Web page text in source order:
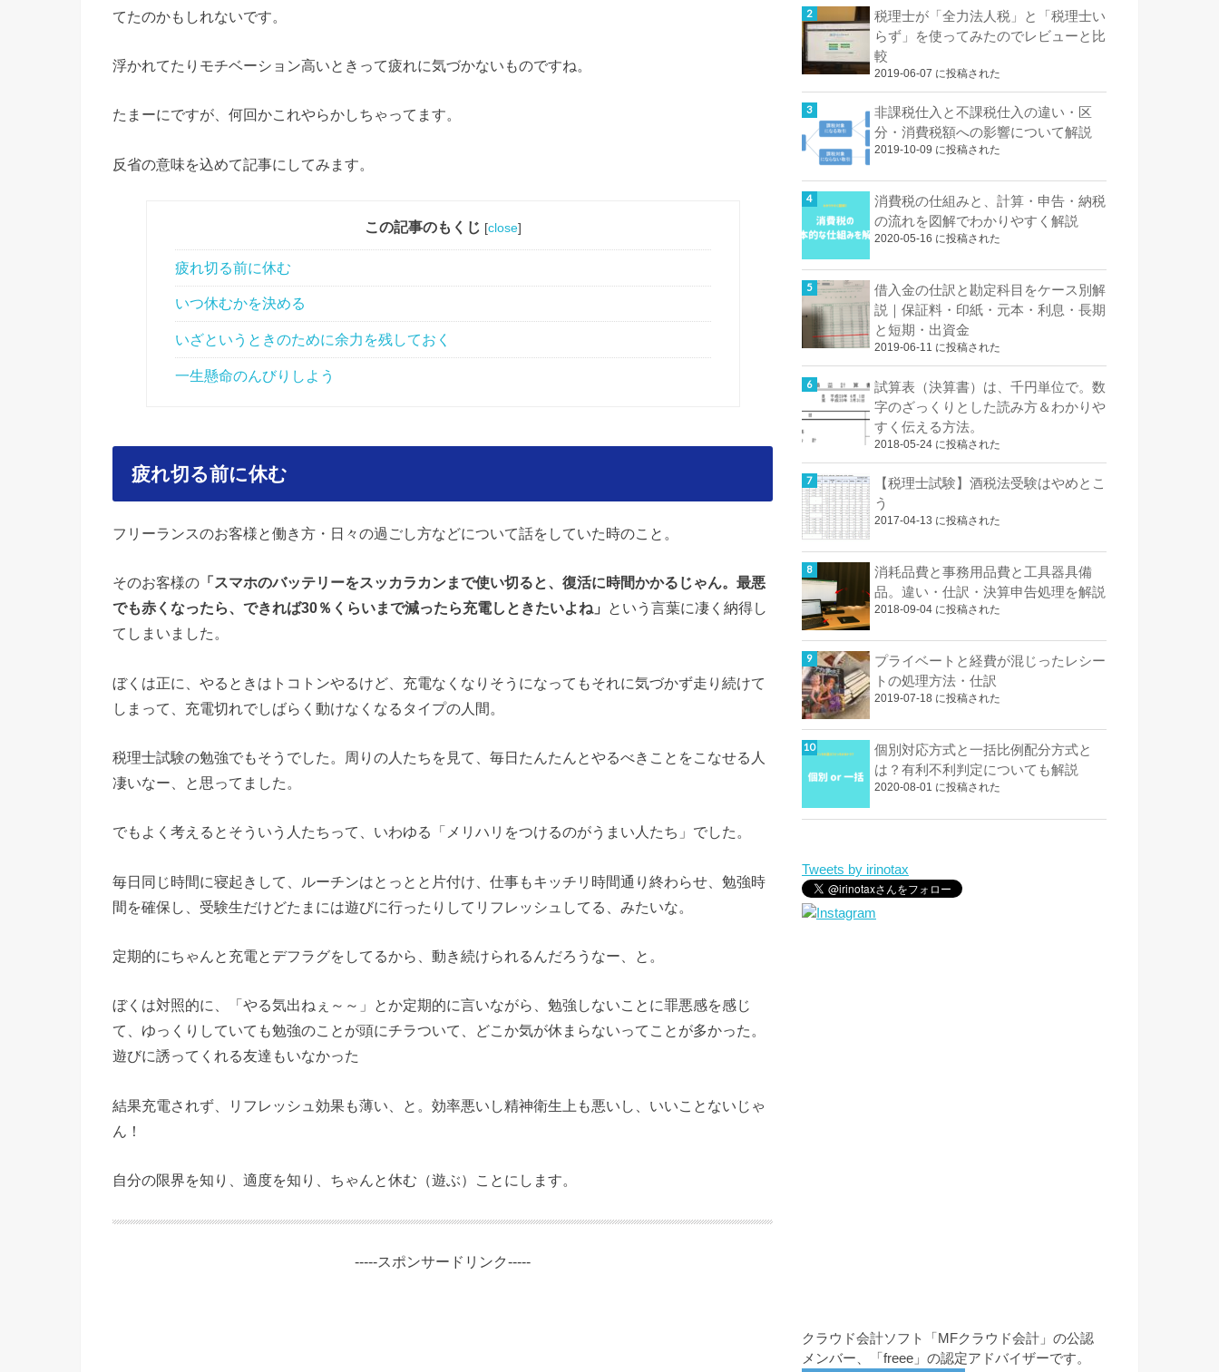
てたのかもしれないです。
浮かれてたりモチベーション高いときって疲れに気づかないものですね。
たまーにですが、何回かこれやらかしちゃってます。
反省の意味を込めて記事にしてみます。
この記事のもくじ [close]
疲れ切る前に休む
いつ休むかを決める
いざというときのために余力を残しておく
一生懸命のんびりしよう
疲れ切る前に休む
フリーランスのお客様と働き方・日々の過ごし方などについて話をしていた時のこと。
そのお客様の 「スマホのバッテリーをスッカラカンまで使い切ると、復活に時間かかるじゃん。最悪
でも赤くなったら、できれば30％くらいまで減ったら充電しときたいよね」
という言葉に凄く納得し
てしまいました。
ぼくは正に、やるときはトコトンやるけど、充電なくなりそうになってもそれに気づかず走り続けて
しまって、充電切れでしばらく動けなくなるタイプの人間。
税理士試験の勉強でもそうでした。周りの人たちを見て、毎日たんたんとやるべきことをこなせる人
凄いなー、と思ってました。
でもよく考えるとそういう人たちって、いわゆる「メリハリをつけるのがうまい人たち」でした。
毎日同じ時間に寝起きして、ルーチンはとっとと片付け、仕事もキッチリ時間通り終わらせ、勉強時
間を確保し、受験生だけどたまには遊びに行ったりしてリフレッシュしてる、みたいな。
定期的にちゃんと充電とデフラグをしてるから、動き続けられるんだろうなー、と。
ぼくは対照的に、「やる気出ねぇ～～」とか定期的に言いながら、勉強しないことに罪悪感を感じ
て、ゆっくりしていても勉強のことが頭にチラついて、どこか気が休まらないってことが多かった。
遊びに誘ってくれる友達もいなかった
結果充電されず、リフレッシュ効果も薄い、と。効率悪いし精神衛生上も悪いし、いいことないじゃ
ん！
自分の限界を知り、適度を知り、ちゃんと休む（遊ぶ）ことにします。
-----スポンサードリンク-----
税理士が「全力法人税」と「税理士い
らず」を使ってみたのでレビューと比
較
2019-06-07 に投稿された
非課税仕入と不課税仕入の違い・区
分・消費税額への影響について解説
2019-10-09 に投稿された
消費税の仕組みと、計算・申告・納税
の流れを図解でわかりやすく解説
2020-05-16 に投稿された
借入金の仕訳と勘定科目をケース別解
説｜保証料・印紙・元本・利息・長期
と短期・出資金
2019-06-11 に投稿された
試算表（決算書）は、千円単位で。数
字のざっくりとした読み方＆わかりや
すく伝える方法。
2018-05-24 に投稿された
【税理士試験】酒税法受験はやめとこ
う
2017-04-13 に投稿された
消耗品費と事務用品費と工具器具備
品。違い・仕訳・決算申告処理を解説
2018-09-04 に投稿された
プライベートと経費が混じったレシー
トの処理方法・仕訳
2019-07-18 に投稿された
個別対応方式と一括比例配分方式と
は？有利不利判定についても解説
2020-08-01 に投稿された
Tweets by irinotax
クラウド会計ソフト「MFクラウド会計」の公認
メンバー、「freee」の認定アドバイザーです。